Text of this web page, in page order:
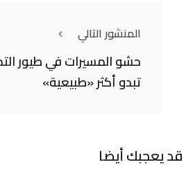
المنشور التالي
حشو المسيرات في طيور
تبدو أكثر «طبيعية»
قد يعجبك أيضا